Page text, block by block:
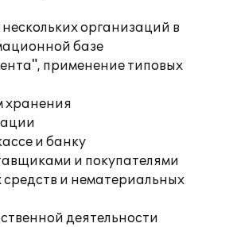
организаций в
базе
применение типовых
хранения
и банку
и покупателями
средств и нематериальных
деятельности